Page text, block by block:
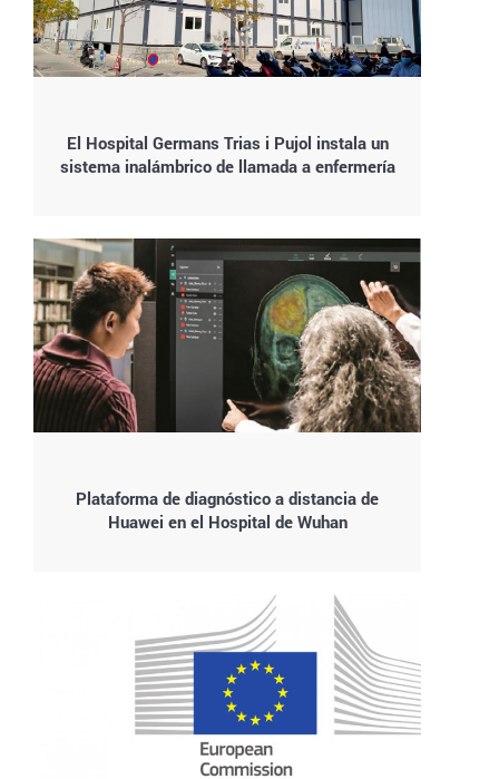
El Hospital Germans Trias i Pujol instala un
sistema inalámbrico de llamada a enfermería
Plataforma de diagnóstico a distancia de
Huawei en el Hospital de Wuhan